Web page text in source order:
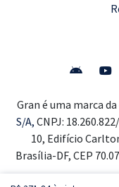
Gran é uma marca
S/A, CNPJ:
10, Edifício
Brasília-DF, CEP